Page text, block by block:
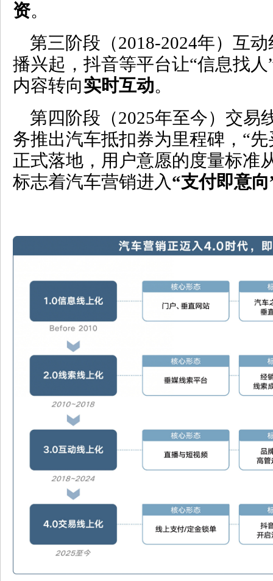
资。
第三阶段（2018-2024年）互
播兴起，抖音等平台让“信息找
内容转向实时互动。
第四阶段（2025年至今）交易
务推出汽车抵扣券为里程碑，“
正式落地，用户意愿的度量标准
标志着汽车营销进入“支付即意向